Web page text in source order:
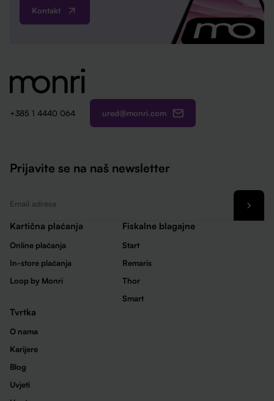
Kontakt
+385 1 4440 064 ured@monri.com
Prijavite se na naš newsletter
Kartična plaćanja
Online plaćanja
In-store plaćanja
Loop by Monri
Fiskalne blagajne
Start
Remaris
Thor
Smart
Tvrtka
O nama
Karijere
Blog
Uvjeti